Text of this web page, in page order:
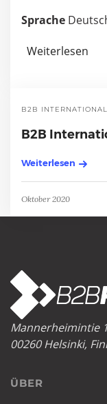
Sprache
Weiterlesen
B2B
B2B
Weiterlesen
Oktober 2020
Mannerheimintie
00260 Helsinki,
ÜBER